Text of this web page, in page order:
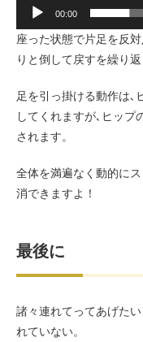
00:00
座った状態で片足を反
りと倒して戻すを繰り返
足を引っ掛ける動作は､
してくれますが､ヒップ
されます。
全体を満遍なく動的に
消できますよ！
最後に
諸々連れてってあげた
れていない。